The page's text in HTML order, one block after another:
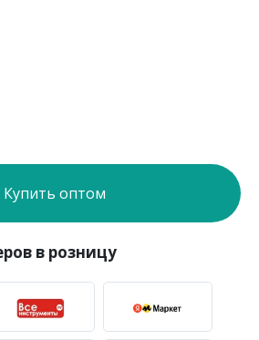
Купить оптом
в розницу